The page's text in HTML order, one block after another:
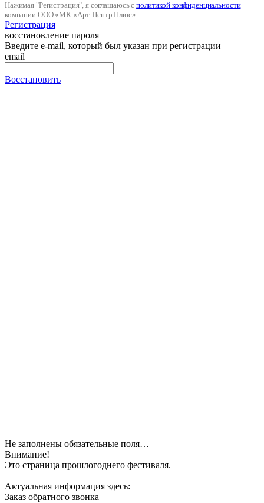
Нажимая "Регистрация", я соглашаюсь сполитикой конфиденциальности
компании ООО «МК «Арт-Центр Плюс».
Регистрация
восстановление пароля
Введите e-mail, который был указан при регистрации
email
Восстановить
Не заполнены обязательные поля…
Внимание!
Это страница прошлогоднего фестиваля.
Актуальная информация здесь:
Заказ обратного звонка